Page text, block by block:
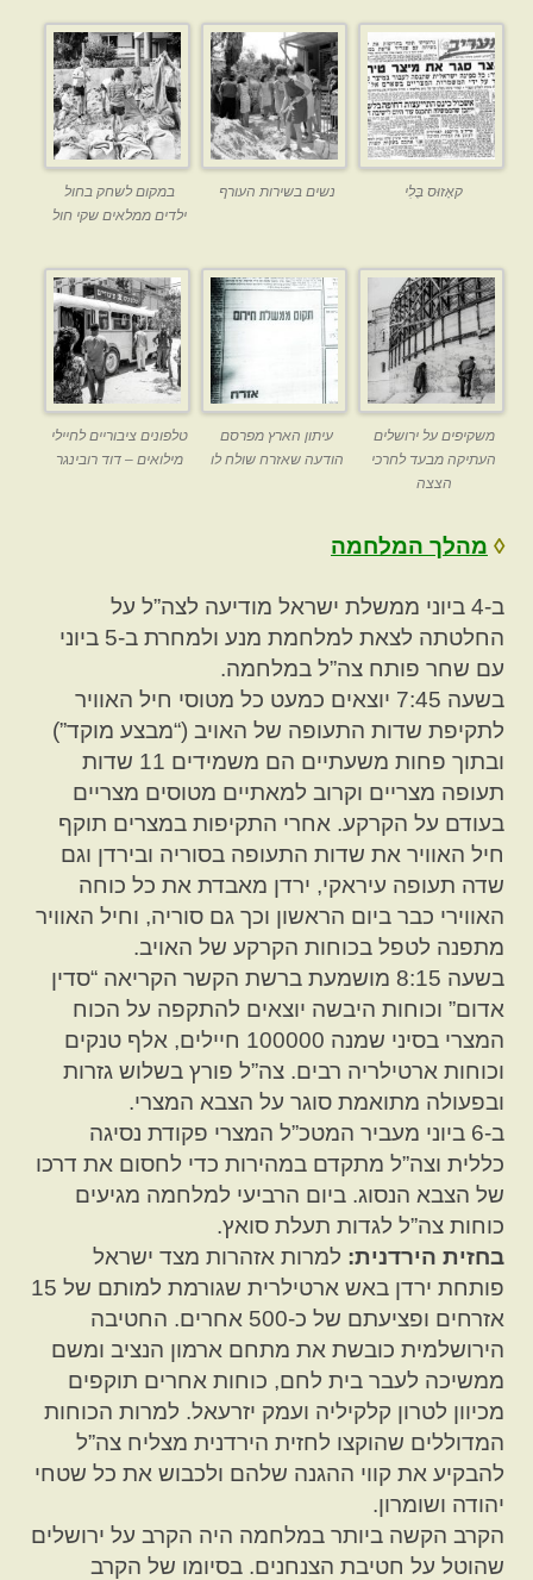
קאָזוּס בֶּלִי נשים בשירות העורף
במקום לשחק בחול
ילדים ממלאים שקי חול
משקיפים על ירושלים
העתיקה מבעד לחרכי
הצצה
עיתון הארץ מפרסם
הודעה שאזרח שולח לו
טלפונים ציבוריים לחיילי
מילואים – דוד רובינגר
◊ מהלך המלחמה
ב-4 ביוני ממשלת ישראל מודיעה לצה”ל על
החלטתה לצאת למלחמת מנע ולמחרת ב-5 ביוני
עם שחר פותח צה”ל במלחמה.
בשעה 7:45 יוצאים כמעט כל מטוסי חיל האוויר
לתקיפת שדות התעופה של האויב (“מבצע מוקד”)
ובתוך פחות משעתיים הם משמידים 11 שדות
תעופה מצריים וקרוב למאתיים מטוסים מצריים
בעודם על הקרקע. אחרי התקיפות במצרים תוקף
חיל האוויר את שדות התעופה בסוריה ובירדן וגם
שדה תעופה עיראקי, ירדן מאבדת את כל כוחה
האווירי כבר ביום הראשון וכך גם סוריה, וחיל האוויר
מתפנה לטפל בכוחות הקרקע של האויב.
בשעה 8:15 מושמעת ברשת הקשר הקריאה “סדין
אדום” וכוחות היבשה יוצאים להתקפה על הכוח
המצרי בסיני שמנה 100000 חיילים, אלף טנקים
וכוחות ארטילריה רבים. צה”ל פורץ בשלוש גזרות
ובפעולה מתואמת סוגר על הצבא המצרי.
ב-6 ביוני מעביר המטכ”ל המצרי פקודת נסיגה
כללית וצה”ל מתקדם במהירות כדי לחסום את דרכו
של הצבא הנסוג. ביום הרביעי למלחמה מגיעים
כוחות צה”ל לגדות תעלת סואץ.
בחזית הירדנית: למרות אזהרות מצד ישראל
פותחת ירדן באש ארטילרית שגורמת למותם של 15
אזרחים ופציעתם של כ-500 אחרים. החטיבה
הירושלמית כובשת את מתחם ארמון הנציב ומשם
ממשיכה לעבר בית לחם, כוחות אחרים תוקפים
מכיוון לטרון קלקיליה ועמק יזרעאל. למרות הכוחות
המדוללים שהוקצו לחזית הירדנית מצליח צה”ל
להבקיע את קווי ההגנה שלהם ולכבוש את כל שטחי
יהודה ושומרון.
הקרב הקשה ביותר במלחמה היה הקרב על ירושלים
שהוטל על חטיבת הצנחנים. בסיומו של הקרב